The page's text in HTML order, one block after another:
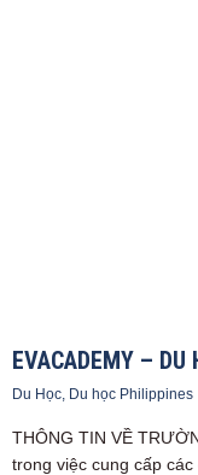
EVACADEMY – DU
Du Học, Du học Philippines
THÔNG TIN VỀ
trong việc cung cấp